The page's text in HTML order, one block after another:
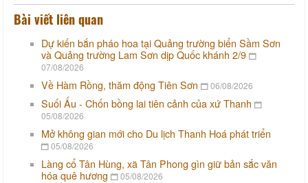
Bài viết liên quan
Dự kiến bắn pháo hoa tại Quảng trường biển Sầm Sơn
và Quảng trường Lam Sơn dịp Quốc khánh 2/9
07/08/2026
Về Hàm Rồng, thăm động Tiên Sơn 06/08/2026
Suối Ấu - Chốn bồng lai tiên cảnh của xứ Thanh
05/08/2026
Mở không gian mới cho Du lịch Thanh Hoá phát triển
05/08/2026
Làng cổ Tân Hùng, xã Tân Phong gìn giữ bản sắc văn
hóa quê hương
05/08/2026